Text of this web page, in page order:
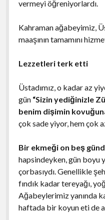
vermeyi öğreniyorlardı.
Kahraman ağabeyimiz,
maaşının tamamını
Lezzetleri terk etti
Üstadımız, o kadar az
gün “Sizin yediğinizle
benim dişimin
çok sade yiyor, hem çok
Bir ekmeği on beş
hapsindeyken, gün boyu
çorbasıydı. Genellikle
fındık kadar tereyağı,
Ağabeylerimiz yanında
haftada bir koyun eti de